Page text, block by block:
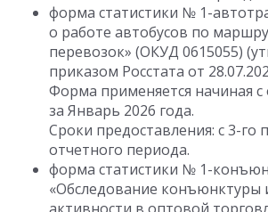
форма статистики № 1-
о работе автобусов по
перевозок» (ОКУД 0615055)
приказом Росстата от
Форма применяется начиная с
за Январь 2026 года.
Сроки предоставления: с 3-го
отчетного периода.
форма статистики № 1-
«Обследование конъюнктуры